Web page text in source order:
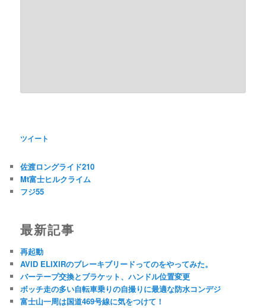
ツイート
佐渡ロングライド210
Mt富士ヒルクライム
フジ55
最新記事
再起動
AVID ELIXIRのブレーキブリードってのをやってみた。
バーテープ交換とブラケット、ハンドル位置変更
ボッチ走の多い自転車乗りの自撮りに最適な防水コンデジ
富士山一周は国道469号線に気をつけて！